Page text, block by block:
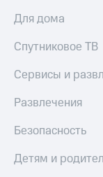
Для дома
Спутниковое ТВ
Сервисы и
Развлечения
Безопасность
Детям и